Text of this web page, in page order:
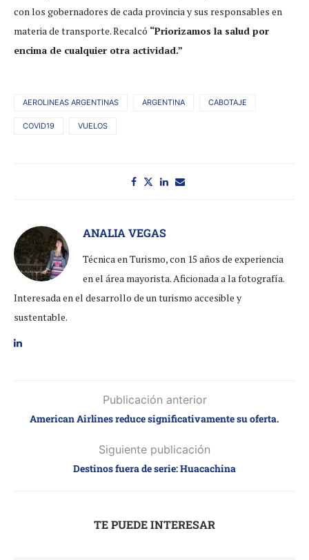
con los gobernadores de cada provincia y sus responsables en
materia de transporte. Recalcó “Priorizamos la salud por
encima de cualquier otra actividad.”
AEROLINEAS ARGENTINAS ARGENTINA CABOTAJE
COVID19 VUELOS
ANALIA VEGAS
Técnica en Turismo, con 15 años de experiencia
en el área mayorista. Aficionada a la fotografía.
Interesada en el desarrollo de un turismo accesible y
sustentable.
Publicación anterior
American Airlines reduce significativamente su oferta.
Siguiente publicación
Destinos fuera de serie: Huacachina
TE PUEDE INTERESAR